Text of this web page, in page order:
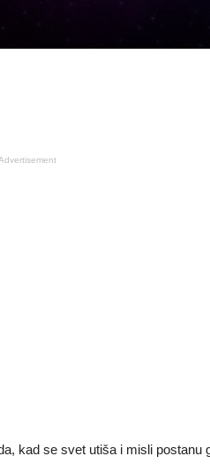
kad se svet utiša i misli postanu